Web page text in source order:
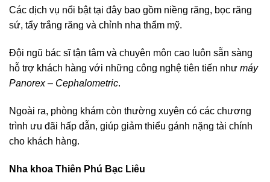
Các dịch vụ nổi bật tại đây bao gồm niềng răng, bọc răng
sứ, tẩy trắng răng và chỉnh nha thẩm mỹ.
Đội ngũ bác sĩ tận tâm và chuyên môn cao luôn sẵn sàng
hỗ trợ khách hàng với những công nghệ tiên tiến như máy
Panorex – Cephalometric.
Ngoài ra, phòng khám còn thường xuyên có các chương
trình ưu đãi hấp dẫn, giúp giảm thiểu gánh nặng tài chính
cho khách hàng.
Nha khoa Thiên Phú Bạc Liêu